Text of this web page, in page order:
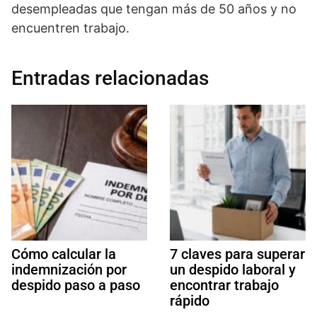
desempleadas que tengan más de 50 años y no
encuentren trabajo.
Entradas relacionadas
Cómo calcular la
indemnización por
despido paso a paso
7 claves para superar
un despido laboral y
encontrar trabajo
rápido